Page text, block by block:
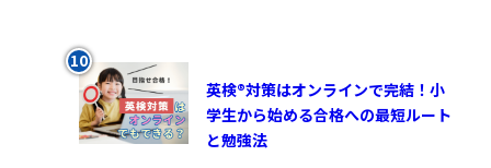
英検®対策はオンラインで完結！小
学生から始める合格への最短ルート
と勉強法